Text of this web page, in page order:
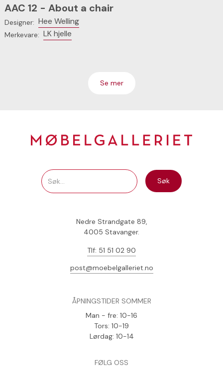
AAC 12 - About a chair
Designer: Hee Welling
Merkevare: LK hjelle
Se mer
Nedre Strandgate 89,
4005 Stavanger.
Tlf: 51 51 02 90
post@moebelgalleriet.no
ÅPNINGSTIDER SOMMER
Man - fre: 10-16
Tors: 10-19
Lørdag: 10-14
FØLG OSS